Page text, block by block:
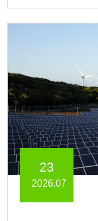
23
2026.07